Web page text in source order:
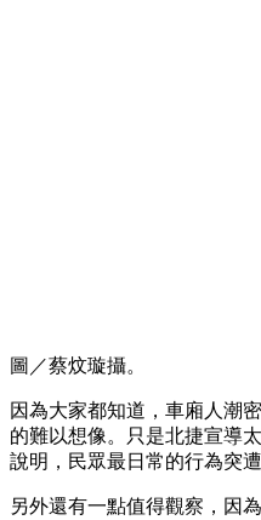
圖／蔡炆璇攝。
因為大家都知道，車廂人潮
的難以想像。只是北捷宣導
說明，民眾最日常的行為突
另外還有一點值得觀察，因